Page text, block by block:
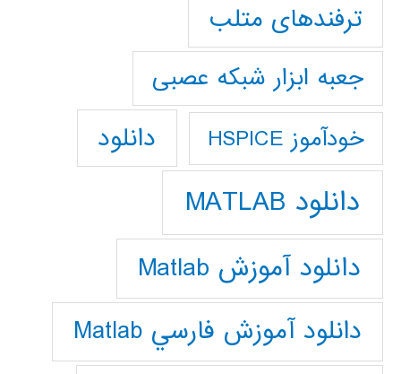
ترفندهای متلب
جعبه ابزار شبکه عصبی
خودآموز HSPICE دانلود
دانلود MATLAB
دانلود آموزش Matlab
دانلود آموزش فارسي Matlab